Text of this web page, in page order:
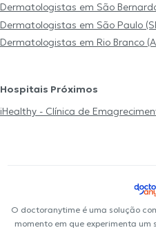
Dermatologistas em São
Dermatologistas em São Paulo
Dermatologistas em Rio Branco
Hospitais Próximos
iHealthy - Clínica de
O doctoranytime é uma solução
momento em que experimenta